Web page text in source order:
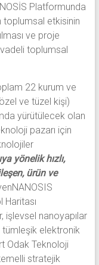
Platformunda
toplumsal etkisinin
ve proje
toplumsal
22 kurum ve
ve tüzel kişi)
yürütülecek olan
pazarı için
yönelik hızlı,
ürün ve
Haritası
işlevsel nanoyapılar
tümleşik elektronik
Odak Teknoloji
stratejik